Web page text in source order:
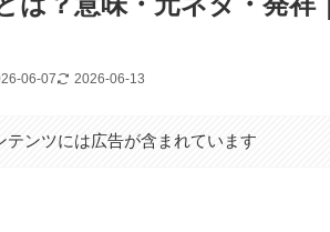
06-07 2026-06-13
テンツには広告が含まれています